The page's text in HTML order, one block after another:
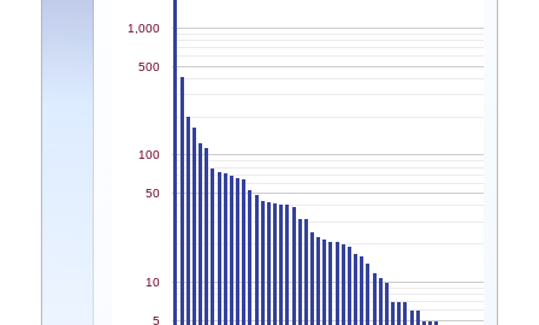
5
10
50
100
500
1,000